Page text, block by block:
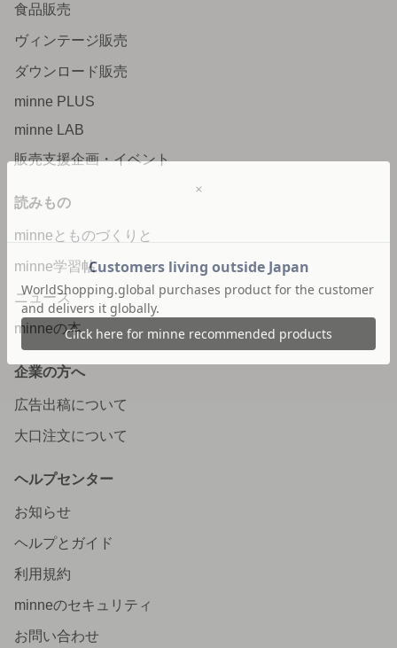
食品販売
ヴィンテージ販売
ダウンロード販売
minne PLUS
minne LAB
販売支援企画・イベント
読みもの
minneとものづくりと
minne学習帖
ニュース
minneの本
企業の方へ
広告出稿について
大口注文について
ヘルプセンター
お知らせ
ヘルプとガイド
利用規約
minneのセキュリティ
お問い合わせ